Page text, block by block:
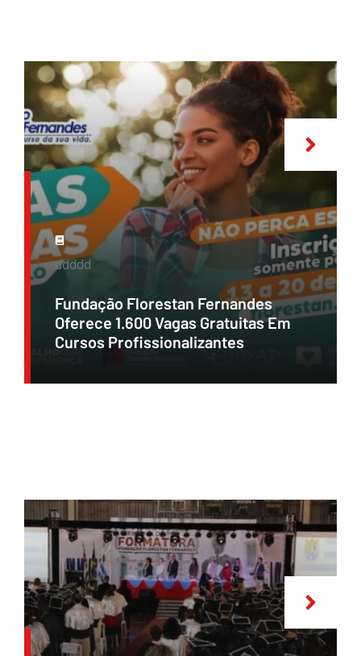
ddddd
Fundação Florestan Fernandes
Oferece 1.600 Vagas Gratuitas Em
Cursos Profissionalizantes